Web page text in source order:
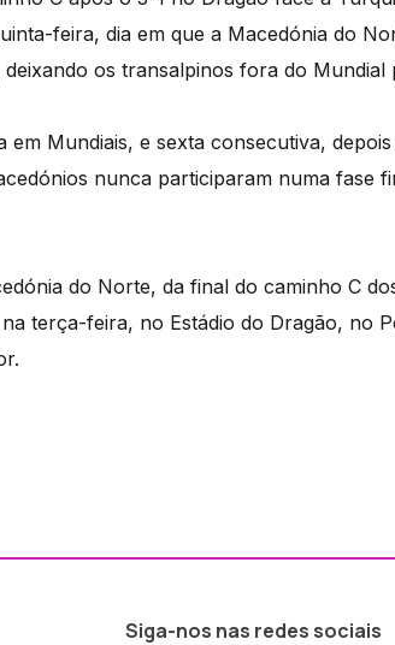
feira, dia em que a Macedónia do
os transalpinos fora do Mundial
Mundiais, e sexta consecutiva,
nunca participaram numa fase
do Norte, da final do caminho C
terça-feira, no Estádio do Dragão, no
Siga-nos nas redes sociais